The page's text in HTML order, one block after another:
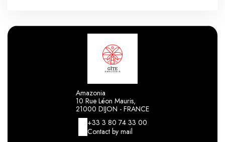
Amazonia
10 Rue Léon Mauris,
21000 DIJON - FRANCE
+33 3 80 74 33 00
Contact by mail